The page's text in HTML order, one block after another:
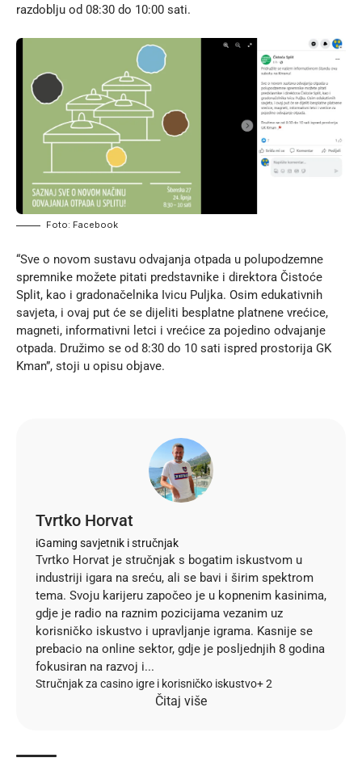
razdoblju od 08:30 do 10:00 sati.
Foto: Facebook
“Sve o novom sustavu odvajanja otpada u polupodzemne
spremnike možete pitati predstavnike i direktora Čistoće
Split, kao i gradonačelnika Ivicu Puljka. Osim edukativnih
savjeta, i ovaj put će se dijeliti besplatne platnene vrećice,
magneti, informativni letci i vrećice za pojedino odvajanje
otpada. Družimo se od 8:30 do 10 sati ispred prostorija GK
Kman”, stoji u opisu objave.
Tvrtko Horvat
iGaming savjetnik i stručnjak
Tvrtko Horvat je stručnjak s bogatim iskustvom u
industriji igara na sreću, ali se bavi i širim spektrom
tema. Svoju karijeru započeo je u kopnenim kasinima,
gdje je radio na raznim pozicijama vezanim uz
korisničko iskustvo i upravljanje igrama. Kasnije se
prebacio na online sektor, gdje je posljednjih 8 godina
fokusiran na razvoj i...
Stručnjak za casino igre i korisničko iskustvo+ 2
Čitaj više